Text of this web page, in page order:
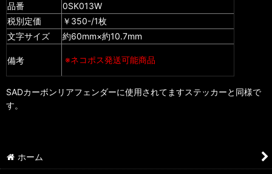
品番
0SK013W
税別定価
￥350-/1枚
文字サイズ
約60mm×約10.7mm
備考 ※ネコポス発送可能商品
SADカーボンリアフェンダーに使用されてますステッカーと同様で
す。
ホーム